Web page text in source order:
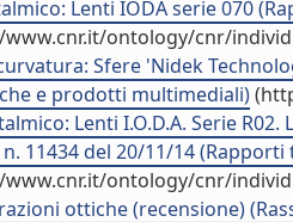
Lenti IODA serie 070
ontology/cnr/
Sfere 'Nidek
e prodotti multimediali)
Lenti I.O.D.A. Serie
11434 del 20/11/14
ontology/cnr/
ottiche (recensione)